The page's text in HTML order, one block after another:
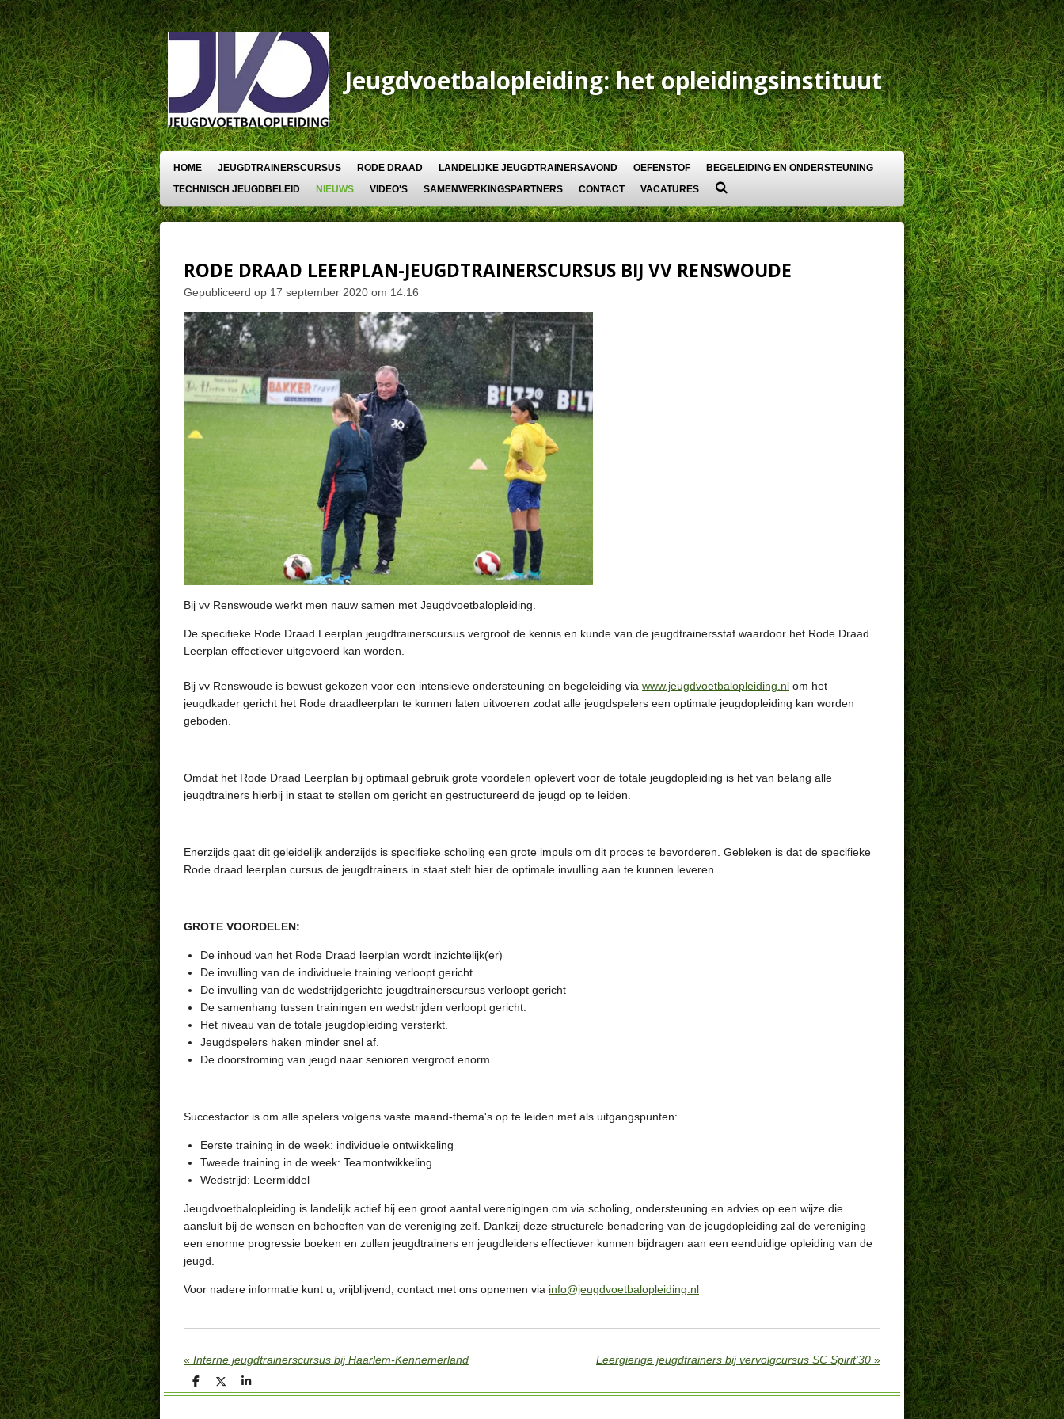
Ga
direct
naar
de
hoofdinhoud
Jeugdvoetbalopleiding: het opleidingsinstituut
HOME JEUGDTRAINERSCURSUS RODE DRAAD LANDELIJKE JEUGDTRAINERSAVOND OEFENSTOF
BEGELEIDING EN ONDERSTEUNING
TECHNISCH JEUGDBELEID
NIEUWS VIDEO'S SAMENWERKINGSPARTNERS CONTACT VACATURES
RODE DRAAD LEERPLAN-JEUGDTRAINERSCURSUS BIJ VV RENSWOUDE
Gepubliceerd op 17 september 2020 om 14:16
Bij vv Renswoude werkt men nauw samen met Jeugdvoetbalopleiding.
De specifieke Rode Draad Leerplan jeugdtrainerscursus vergroot de kennis en kunde van de jeugdtrainersstaf waardoor het Rode Draad
Leerplan effectiever uitgevoerd kan worden.
Bij vv Renswoude is bewust gekozen voor een intensieve ondersteuning en begeleiding via www.jeugdvoetbalopleiding.nl om het
jeugdkader gericht het Rode draadleerplan te kunnen laten uitvoeren zodat alle jeugdspelers een optimale jeugdopleiding kan worden
geboden.
Omdat het Rode Draad Leerplan bij optimaal gebruik grote voordelen oplevert voor de totale jeugdopleiding is het van belang alle
jeugdtrainers hierbij in staat te stellen om gericht en gestructureerd de jeugd op te leiden.
Enerzijds gaat dit geleidelijk anderzijds is specifieke scholing een grote impuls om dit proces te bevorderen. Gebleken is dat de specifieke
Rode draad leerplan cursus de jeugdtrainers in staat stelt hier de optimale invulling aan te kunnen leveren.
GROTE VOORDELEN:
De inhoud van het Rode Draad leerplan wordt inzichtelijk(er)
De invulling van de individuele training verloopt gericht.
De invulling van de wedstrijdgerichte jeugdtrainerscursus verloopt gericht
De samenhang tussen trainingen en wedstrijden verloopt gericht.
Het niveau van de totale jeugdopleiding versterkt.
Jeugdspelers haken minder snel af.
De doorstroming van jeugd naar senioren vergroot enorm.
Succesfactor is om alle spelers volgens vaste maand-thema's op te leiden met als uitgangspunten:
Eerste training in de week: individuele ontwikkeling
Tweede training in de week: Teamontwikkeling
Wedstrijd: Leermiddel
Jeugdvoetbalopleiding is landelijk actief bij een groot aantal verenigingen om via scholing, ondersteuning en advies op een wijze die
aansluit bij de wensen en behoeften van de vereniging zelf. Dankzij deze structurele benadering van de jeugdopleiding zal de vereniging
een enorme progressie boeken en zullen jeugdtrainers en jeugdleiders effectiever kunnen bijdragen aan een eenduidige opleiding van de
jeugd.
Voor nadere informatie kunt u, vrijblijvend, contact met ons opnemen via info@jeugdvoetbalopleiding.nl
« Interne jeugdtrainerscursus bij Haarlem-Kennemerland Leergierige jeugdtrainers bij vervolgcursus SC Spirit'30 »
D
e
D
e
S
h